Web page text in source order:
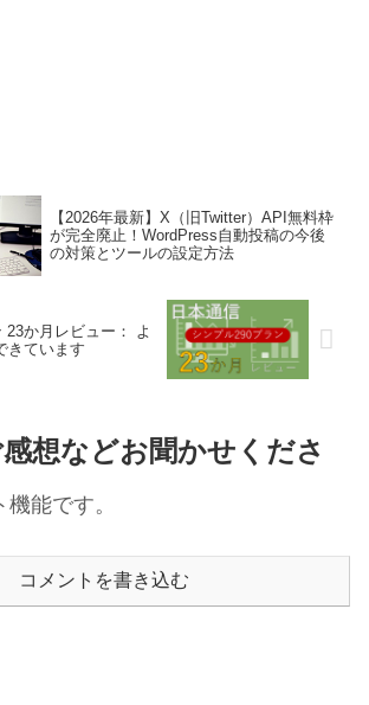
【2026年最新】X（旧Twitter）API無料枠
が完全廃止！WordPress自動投稿の今後
の対策とツールの設定方法
23か月レビュー： よ
きています
想などお聞かせくださ
能です。
コメントを書き込む